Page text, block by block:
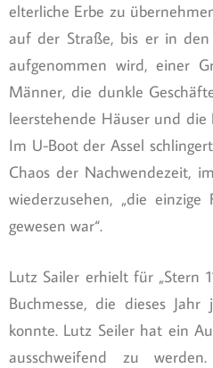
elterliche Erbe zu
auf der Straße, bis er in den
aufgenommen wird, einer
Männer, die dunkle
leerstehende Häuser und die
Im U-Boot der Assel
Chaos der Nachwendezeit,
wiederzusehen, „die
gewesen war“.
Lutz Sailer erhielt für „Stern
Buchmesse, die dieses
konnte. Lutz Seiler hat ein
ausschweifend zu